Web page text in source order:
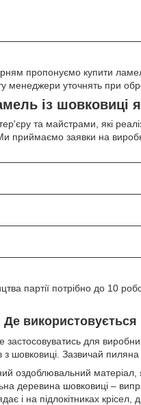
пропонуємо купити
менеджери уточнять при
із шовковиці
та майстрами, які
приймаємо заявки на
партії потрібно до 10
Де
для
з шовковиці. Зазвичай
оздоблювальний
деревина шовковиці –
і на підлокітниках крісел,